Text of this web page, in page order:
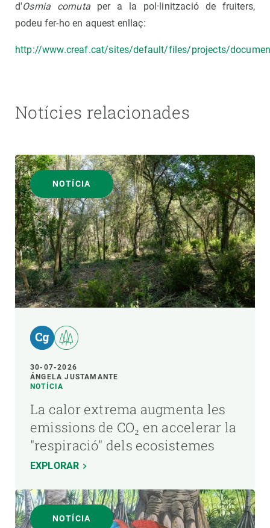
d'Osmia cornutaper a la pol·linització de fruiters,
podeu fer-ho en aquest enllaç:
http://www.creaf.cat/sites/default/files/projects/
Notícies relacionades
NOTÍCIA
30-07-2026
ÁNGELA JUSTAMANTE
NOTÍCIA
La calor extrema augmenta les
emissions de CO₂ en accelerar la
"respiració" dels ecosistemes
EXPLORAR
NOTÍCIA